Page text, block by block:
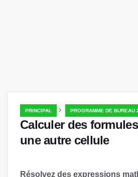
PRINCIPAL › PROGRAMME DE BUREAU
Calculer des
une autre cellule
Résolvez des expressions